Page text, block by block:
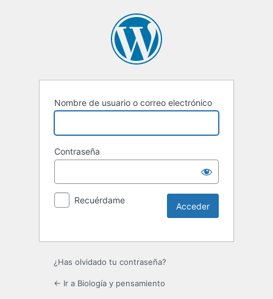
Nombre de usuario o correo electrónico
Contraseña
Recuérdame
¿Has olvidado tu contraseña?
← Ir a Biología y pensamiento